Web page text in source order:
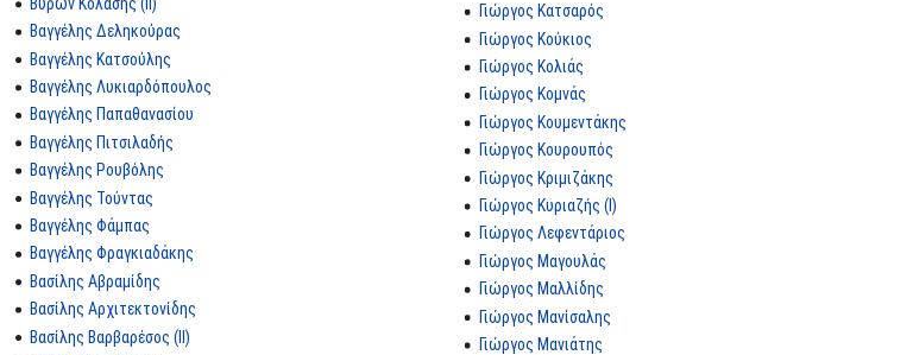
Βαγγέλης Δεληκούρας
Βαγγέλης Κατσούλης
Βαγγέλης Λυκιαρδόπουλος
Βαγγέλης Παπαθανασίου
Βαγγέλης Πιτσιλαδής
Βαγγέλης Ρουβόλης
Βαγγέλης Τούντας
Βαγγέλης Φάμπας
Βαγγέλης Φραγκιαδάκης
Βασίλης Αβραμίδης
Βασίλης Αρχιτεκτονίδης
Βασίλης Βαρβαρέσος (II)
Γιώργος Κατσαρός
Γιώργος Κούκιος
Γιώργος Κολιάς
Γιώργος Κομνάς
Γιώργος Κουμεντάκης
Γιώργος Κουρουπός
Γιώργος Κριμιζάκης
Γιώργος Κυριαζής (I)
Γιώργος Λεφεντάριος
Γιώργος Μαγουλάς
Γιώργος Μαλλίδης
Γιώργος Μανίσαλης
Γιώργος Μανιάτης